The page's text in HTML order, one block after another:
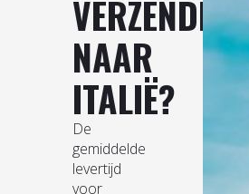
VERZENDING
NAAR
ITALIË?
De
gemiddelde
levertijd
voor